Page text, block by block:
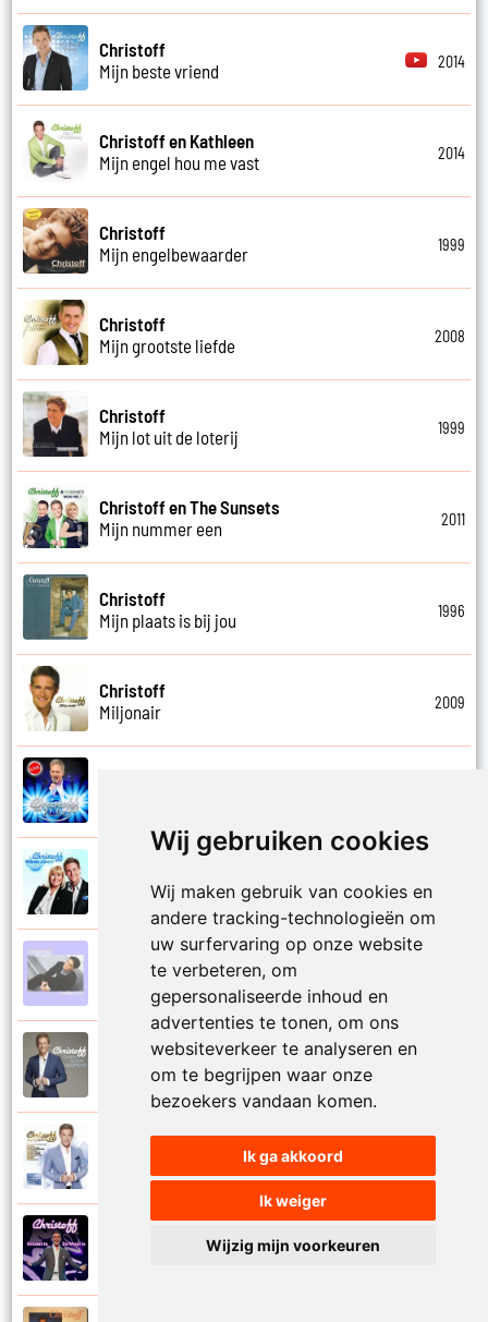
Wij gebruiken cookies
Wij maken gebruik van cookies en
andere tracking-technologieën om
uw surfervaring op onze website
te verbeteren, om
gepersonaliseerde inhoud en
advertenties te tonen, om ons
websiteverkeer te analyseren en
om te begrijpen waar onze
bezoekers vandaan komen.
Ik ga akkoord
Ik weiger
Wijzig mijn voorkeuren
Christoff
Mijn beste vriend
2014
Christoff en Kathleen
Mijn engel hou me vast
2014
Christoff
Mijn engelbewaarder
1999
Christoff
Mijn grootste liefde
2008
Christoff
Mijn lot uit de loterij
1999
Christoff en The Sunsets
Mijn nummer een
2011
Christoff
Mijn plaats is bij jou
1996
Christoff
Miljonair
2009
Niemand laat zijn eigen kind alleen
Christoff
Christoff
Ogen weer geopend
Christoff en Florian Silbereisen
Omdat ie zo mooi is
Omdat ie zo mooi is